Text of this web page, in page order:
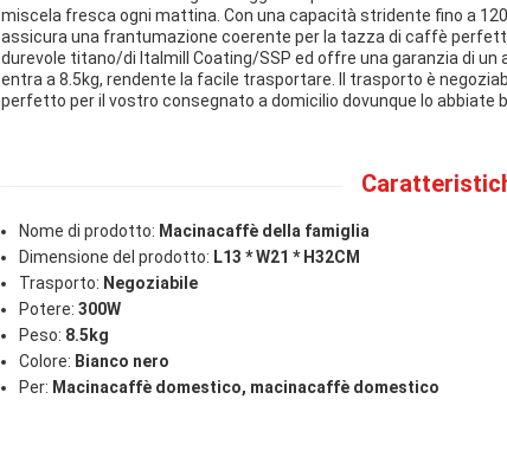
miscela fresca ogni mattina. Con una capacità stridente fino a
assicura una frantumazione coerente per la tazza di caffè
durevole titano/di Italmill Coating/SSP ed offre una garanzia di un
entra a 8.5kg, rendente la facile trasportare. Il trasporto è
perfetto per il vostro consegnato a domicilio dovunque lo abbiate
Nome di prodotto: Macinacaffè della famiglia
Dimensione del prodotto: L13 * W21 * H32CM
Trasporto: Negoziabile
Potere: 300W
Peso: 8.5kg
Colore: Bianco nero
Per: Macinacaffè domestico, macinacaffè domestico